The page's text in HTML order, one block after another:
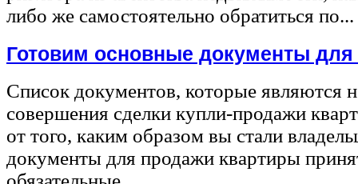
либо же самостоятельно обратиться по...
Готовим основные документы
Список документов, которые являются
совершения сделки купли-продажи
от того, каким образом вы стали
документы для продажи квартиры